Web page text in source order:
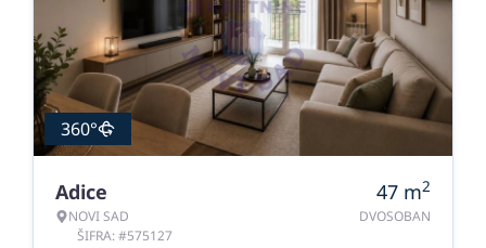
360°
Adice
NOVI SAD
ŠIFRA: #575127
47 m2
DVOSOBAN